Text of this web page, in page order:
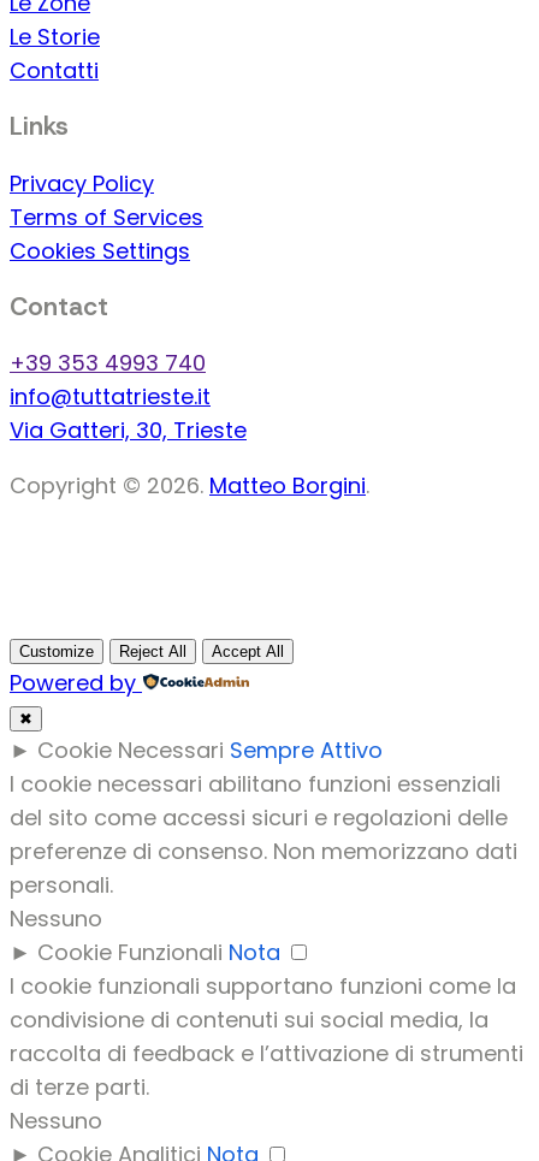
Le Storie
Contatti
Links
Privacy Policy
Terms of Services
Cookies Settings
Contact
+39 353 4993 740
info@tuttatrieste.it
Via Gatteri, 30, Trieste
Copyright © 2026. Matteo Borgini.
Customize Reject All Accept All
Powered by
✖
► Cookie Necessari Sempre Attivo
I cookie necessari abilitano funzioni essenziali
del sito come accessi sicuri e regolazioni delle
preferenze di consenso. Non memorizzano dati
personali.
Nessuno
► Cookie Funzionali Nota
I cookie funzionali supportano funzioni come la
condivisione di contenuti sui social media, la
raccolta di feedback e l’attivazione di strumenti
di terze parti.
Nessuno
► Cookie Analitici Nota